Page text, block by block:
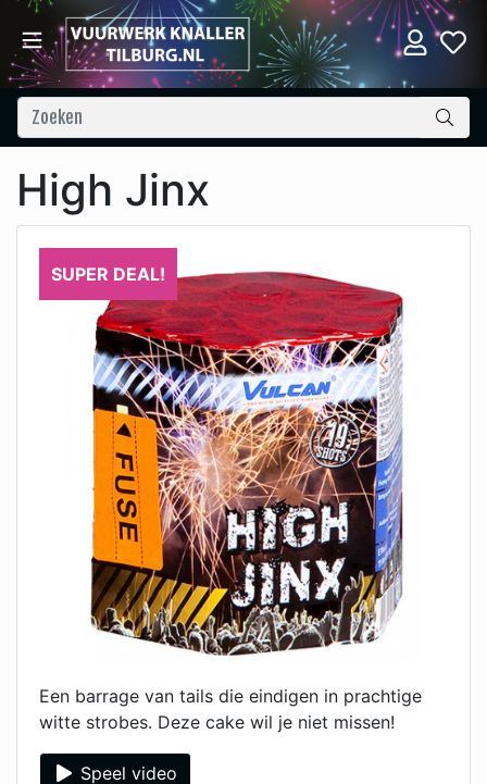
High Jinx
SUPER DEAL!
Een barrage van tails die eindigen in prachtige
witte strobes. Deze cake wil je niet missen!
Speel video